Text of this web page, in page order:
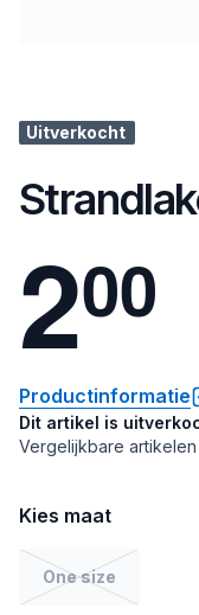
Uitverkocht
200
Productinformatie
Dit artikel is
Vergelijkbare
Kies maat
One size